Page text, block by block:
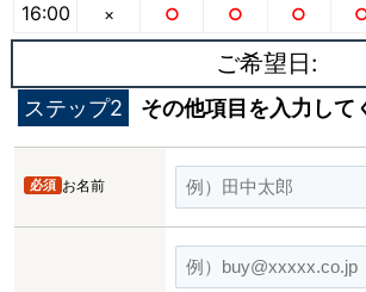
16:00
×
○
○
○
ご希望日:
ステップ2 その他項目を入力して
お名前
必須